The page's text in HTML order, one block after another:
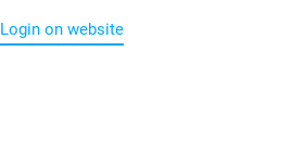
Login on website